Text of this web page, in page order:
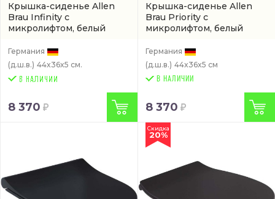
Крышка-сиденье Allen
Brau Infinity с
микролифтом, белый
Германия
(д.ш.в.) 44x36x5 см.
8 370
Крышка-сиденье Allen
Brau Priority с
микролифтом, белый
Германия
(д.ш.в.) 44x36x5 см
В НАЛИЧИИ
8 370
Скидка
20%